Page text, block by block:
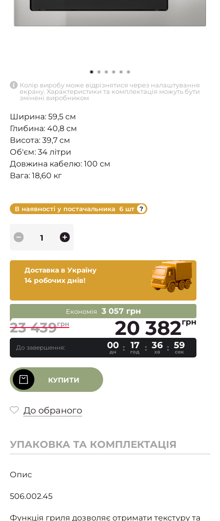
Колір виробу може відрізнятися через налаштування
екрану. Характеристики та комплектація можуть бути
змінені виробником
Ширина: 59,5 см
Глибина: 40,8 см
Висота: 39,7 см
Об'єм: 34 літри
Довжина кабелю: 100 см
Вага: 18,60 кг
В наявності у постачальника 6 шт
Доставка в Україну
14 робочих днів!
Економія 3 057 грн
23 439грн 20 382грн
До завершення: 00
дн
17
год
36
хв
58
сек
КУПИТИ
До обраного
УПАКОВКА ТА КОМПЛЕКТАЦІЯ
Опис
506.002.45
Функція гриля дозволяє отримати текстуру та